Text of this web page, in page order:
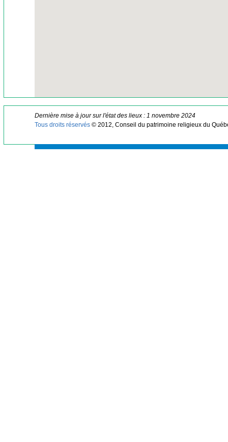
Dernière mise à jour sur l'état des lieux : 1 novembre 2024
Tous droits réservés © 2012, Conseil du patrimoine religieux du